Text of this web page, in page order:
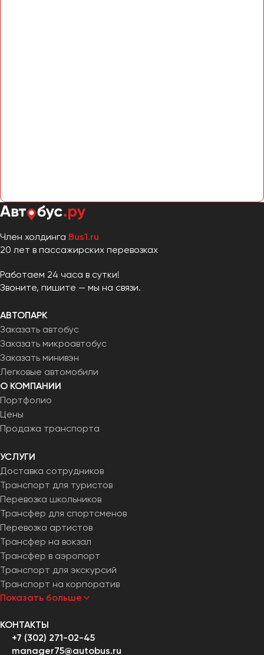
Член холдинга Bus1.ru
20 лет в пассажирских перевозках
Работаем 24 часа в сутки!
Звоните, пишите — мы на связи.
АВТОПАРК
Заказать автобус
Заказать микроавтобус
Заказать минивэн
Легковые автомобили
О КОМПАНИИ
Портфолио
Цены
Продажа транспорта
УСЛУГИ
Доставка сотрудников
Транспорт для туристов
Перевозка школьников
Трансфер для спортсменов
Перевозка артистов
Трансфер на вокзал
Трансфер в аэропорт
Транспорт для экскурсий
Транспорт на корпоратив
Показать больше
КОНТАКТЫ
+7 (302) 271-02-45
manager75@autobus.ru